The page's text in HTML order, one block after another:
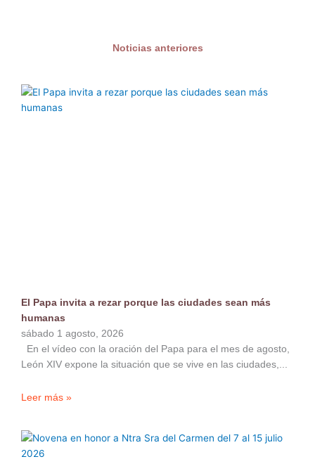
Noticias anteriores
El Papa invita a rezar porque las ciudades sean más
humanas
sábado 1 agosto, 2026
En el vídeo con la oración del Papa para el mes de agosto,
León XIV expone la situación que se vive en las ciudades,
Leer más »